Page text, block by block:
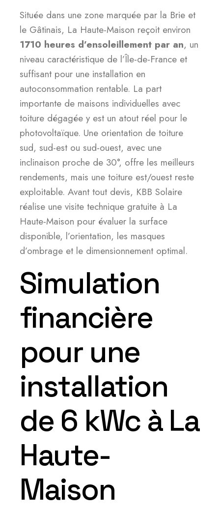
Située dans une zone marquée par la Brie et
le Gâtinais, La Haute-Maison reçoit environ
1710 heures d’ensoleillement par an, un
niveau caractéristique de l’Île-de-France et
suffisant pour une installation en
autoconsommation rentable. La part
importante de maisons individuelles avec
toiture dégagée y est un atout réel pour le
photovoltaïque. Une orientation de toiture
sud, sud-est ou sud-ouest, avec une
inclinaison proche de 30°, offre les meilleurs
rendements, mais une toiture est/ouest reste
exploitable. Avant tout devis, KBB Solaire
réalise une visite technique gratuite à La
Haute-Maison pour évaluer la surface
disponible, l’orientation, les masques
d’ombrage et le dimensionnement optimal.
Simulation
financière
pour une
installation
de 6 kWc à La
Haute-
Maison